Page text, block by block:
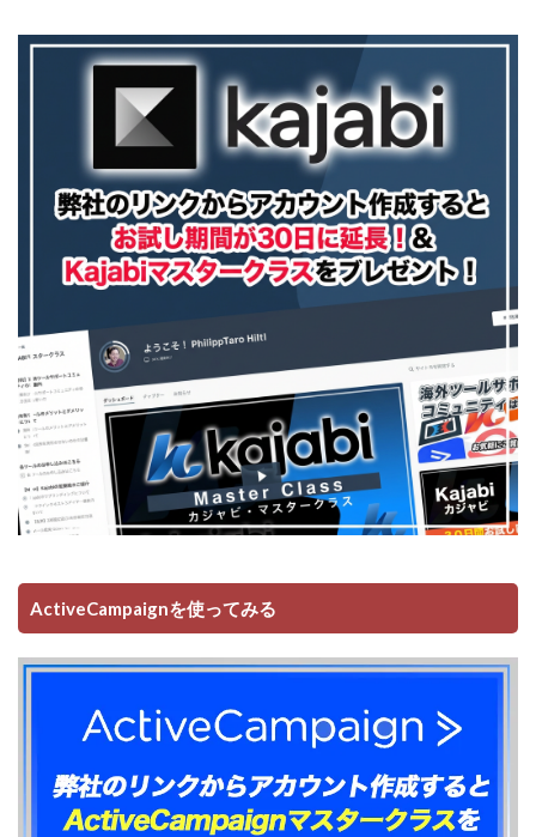
ActiveCampaignを使ってみる